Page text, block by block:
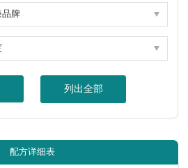
列出全部
配方详细表